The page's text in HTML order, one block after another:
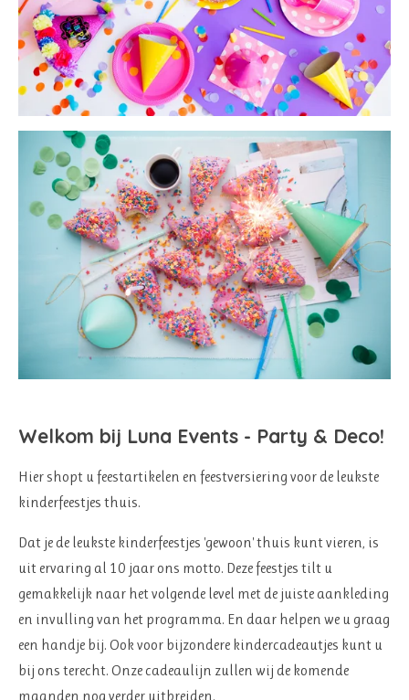
Welkom bij Luna Events - Party & Deco!
Hier shopt u feestartikelen en feestversiering voor de leukste
kinderfeestjes thuis.
Dat je de leukste kinderfeestjes 'gewoon' thuis kunt vieren, is
uit ervaring al 10 jaar ons motto. Deze feestjes tilt u
gemakkelijk naar het volgende level met de juiste aankleding
en invulling van het programma. En daar helpen we u graag
een handje bij. Ook voor bijzondere kindercadeautjes kunt u
bij ons terecht. Onze cadeaulijn zullen wij de komende
maanden nog verder uitbreiden.